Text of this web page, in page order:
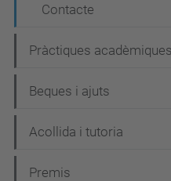
Contacte
Pràctiques acadèmiques
Beques i ajuts
Acollida i tutoria
Premis